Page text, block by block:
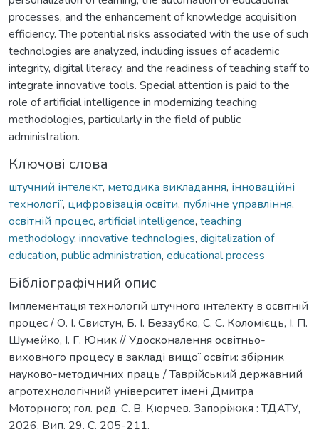
processes, and the enhancement of knowledge acquisition
efficiency. The potential risks associated with the use of such
technologies are analyzed, including issues of academic
integrity, digital literacy, and the readiness of teaching staff to
integrate innovative tools. Special attention is paid to the
role of artificial intelligence in modernizing teaching
methodologies, particularly in the field of public
administration.
Ключові слова
штучний інтелект, методика викладання, інноваційні
технології, цифровізація освіти, публічне управління,
освітній процес, artificial intelligence, teaching
methodology, innovative technologies, digitalization of
education, public administration, educational process
Бібліографічний опис
Імплементація технологій штучного інтелекту в освітній
процес / О. І. Свистун, Б. І. Беззубко, С. С. Коломієць, І. П.
Шумейко, І. Г. Юник // Удосконалення освітньо-
виховного процесу в закладі вищої освіти: збірник
науково-методичних праць / Таврійський державний
агротехнологічний університет імені Дмитра
Моторного; гол. ред. С. В. Кюрчев. Запоріжжя : ТДАТУ,
2026. Вип. 29. С. 205-211.